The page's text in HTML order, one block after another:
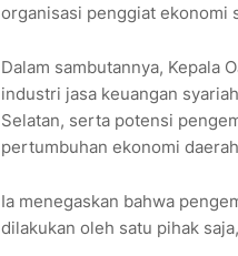
organisasi penggiat ekonomi
Dalam sambutannya, Kepala
industri jasa keuangan
Selatan, serta potensi
pertumbuhan ekonomi
Ia menegaskan bahwa
dilakukan oleh satu pihak